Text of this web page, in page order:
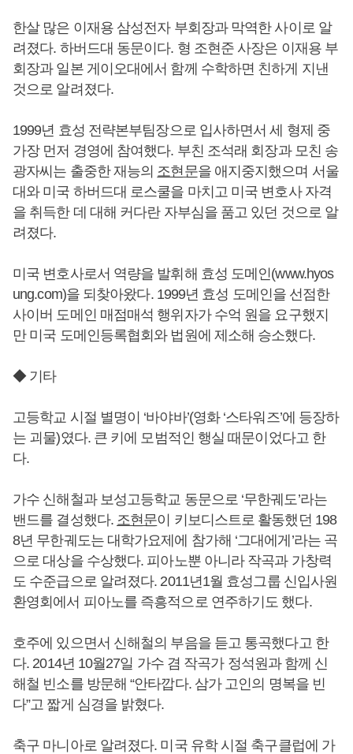
한살 많은 이재용 삼성전자 부회장과 막역한 사이로 알
려졌다. 하버드대 동문이다. 형 조현준 사장은 이재용 부
회장과 일본 게이오대에서 함께 수학하면 친하게 지낸
것으로 알려졌다.
1999년 효성 전략본부팀장으로 입사하면서 세 형제 중
가장 먼저 경영에 참여했다. 부친 조석래 회장과 모친 송
광자씨는 출중한 재능의 조현문을 애지중지했으며 서울
대와 미국 하버드대 로스쿨을 마치고 미국 변호사 자격
을 취득한 데 대해 커다란 자부심을 품고 있던 것으로 알
려졌다.
미국 변호사로서 역량을 발휘해 효성 도메인(www.hyos
ung.com)을 되찾아왔다. 1999년 효성 도메인을 선점한
사이버 도메인 매점매석 행위자가 수억 원을 요구했지
만 미국 도메인등록협회와 법원에 제소해 승소했다.
◆ 기타
고등학교 시절 별명이 ‘바야바’(영화 ‘스타워즈’에 등장하
는 괴물)였다. 큰 키에 모범적인 행실 때문이었다고 한
다.
가수 신해철과 보성고등학교 동문으로 ‘무한궤도’라는
밴드를 결성했다. 조현문이 키보디스트로 활동했던 198
8년 무한궤도는 대학가요제에 참가해 ‘그대에게’라는 곡
으로 대상을 수상했다. 피아노뿐 아니라 작곡과 가창력
도 수준급으로 알려졌다. 2011년1월 효성그룹 신입사원
환영회에서 피아노를 즉흥적으로 연주하기도 했다.
호주에 있으면서 신해철의 부음을 듣고 통곡했다고 한
다. 2014년 10월27일 가수 겸 작곡가 정석원과 함께 신
해철 빈소를 방문해 “안타깝다. 삼가 고인의 명복을 빈
다”고 짧게 심경을 밝혔다.
축구 마니아로 알려졌다. 미국 유학 시절 축구클럽에 가